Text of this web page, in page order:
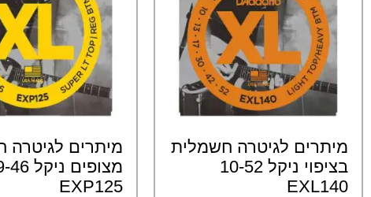
מיתרים לגיטרה חשמלית
בציפוי ניקל 10-52
EXL140
מיתרים לגיטרה
מצופים
EXP125